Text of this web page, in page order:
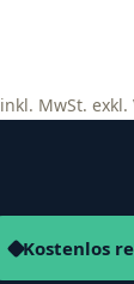
inkl. MwSt. exkl.
Kostenlos